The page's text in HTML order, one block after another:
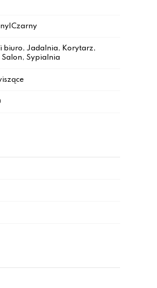
biuro, Jadalnia, Korytarz,
Salon, Sypialnia